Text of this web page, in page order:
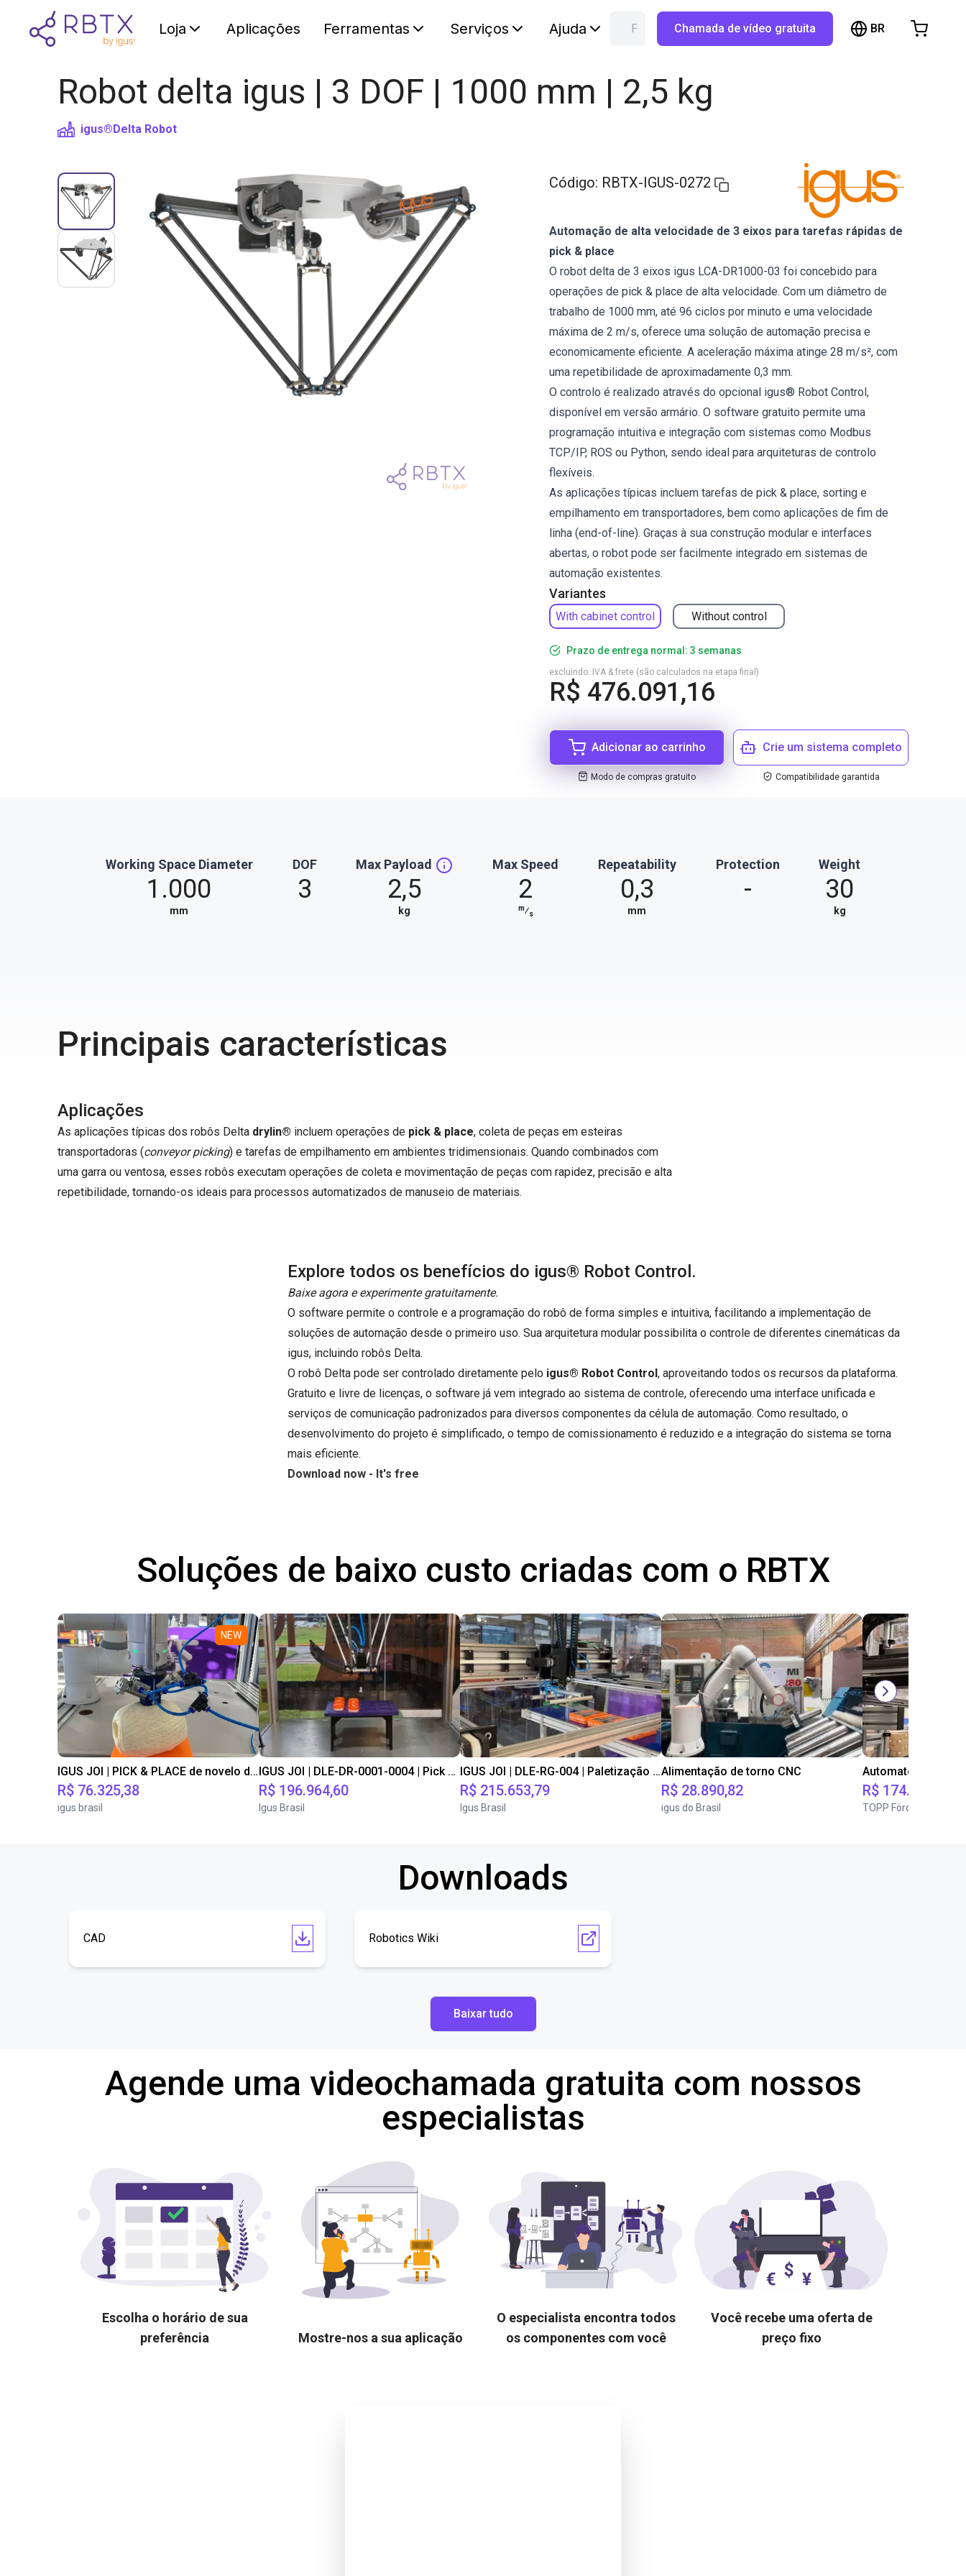
Loja Aplicações Ferramentas Serviços Ajuda Chamada de vídeo gratuita BR
Robot delta igus | 3 DOF | 1000 mm | 2,5 kg
igus®Delta Robot
Código: RBTX-IGUS-0272
Variantes
With cabinet control Without control
Automação de alta velocidade de 3 eixos para tarefas rápidas de
pick & place
O robot delta de 3 eixos igus LCA-DR1000-03 foi concebido para
operações de pick & place de alta velocidade. Com um diâmetro de
trabalho de 1000 mm, até 96 ciclos por minuto e uma velocidade
máxima de 2 m/s, oferece uma solução de automação precisa e
economicamente eficiente. A aceleração máxima atinge 28 m/s², com
uma repetibilidade de aproximadamente 0,3 mm.
O controlo é realizado através do opcional igus® Robot Control,
disponível em versão armário. O software gratuito permite uma
programação intuitiva e integração com sistemas como Modbus
TCP/IP, ROS ou Python, sendo ideal para arquiteturas de controlo
flexíveis.
As aplicações típicas incluem tarefas de pick & place, sorting e
empilhamento em transportadores, bem como aplicações de fim de
linha (end-of-line). Graças à sua construção modular e interfaces
abertas, o robot pode ser facilmente integrado em sistemas de
automação existentes.
Prazo de entrega normal: 3 semanas
R$ 476.091,16
excluindo. IVA & frete (são calculados na etapa final)
Adicionar ao carrinho
Modo de compras gratuito
Crie um sistema completo
Compatibilidade garantida
Working Space Diameter
1.000
mm
DOF
3
Max Payload
2,5
kg
Max Speed
2
m⁄s
Repeatability
0,3
mm
Protection
-
Weight
30
kg
Principais características
Aplicações
As aplicações típicas dos robôs Delta drylin® incluem operações de pick & place, coleta de peças em esteiras
transportadoras (conveyor picking) e tarefas de empilhamento em ambientes tridimensionais. Quando combinados com
uma garra ou ventosa, esses robôs executam operações de coleta e movimentação de peças com rapidez, precisão e alta
repetibilidade, tornando-os ideais para processos automatizados de manuseio de materiais.
Explore todos os benefícios do igus® Robot Control.
Baixe agora e experimente gratuitamente.
O software permite o controle e a programação do robô de forma simples e intuitiva, facilitando a implementação de
soluções de automação desde o primeiro uso. Sua arquitetura modular possibilita o controle de diferentes cinemáticas da
igus, incluindo robôs Delta.
O robô Delta pode ser controlado diretamente pelo igus® Robot Control, aproveitando todos os recursos da plataforma.
Gratuito e livre de licenças, o software já vem integrado ao sistema de controle, oferecendo uma interface unificada e
serviços de comunicação padronizados para diversos componentes da célula de automação. Como resultado, o
desenvolvimento do projeto é simplificado, o tempo de comissionamento é reduzido e a integração do sistema se torna
mais eficiente.
Download now - It's free
Soluções de baixo custo criadas com o RBTX
NEW
IGUS JOI | PICK & PLACE de novelo de lã
R$ 76.325,38
igus brasil
IGUS JOI | DLE-DR-0001-0004 | Pick and place
R$ 196.964,60
Igus Brasil
IGUS JOI | DLE-RG-004 | Paletização e despaletização
R$ 215.653,79
Igus Brasil
Alimentação de torno CNC
R$ 28.890,82
igus do Brasil
R$ 174.322,03
TOPP Fördertechnik
Downloads
CAD Robotics Wiki
Baixar tudo
Agende uma videochamada gratuita com nossos
especialistas
Escolha o horário de sua
preferência
Mostre-nos a sua aplicação
O especialista encontra todos
os componentes com você
Você recebe uma oferta de
preço fixo
Carrinho de compras